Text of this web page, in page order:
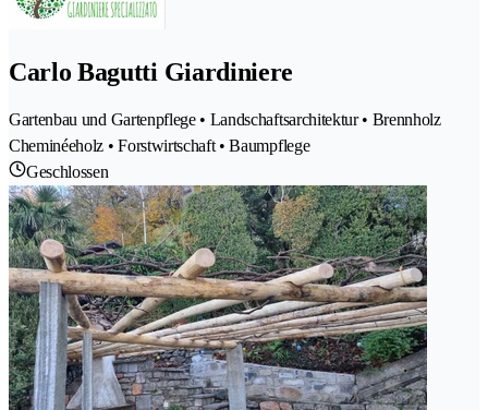
Carlo Bagutti Giardiniere
Gartenbau und Gartenpflege • Landschaftsarchitektur • Brennholz
Cheminéeholz • Forstwirtschaft • Baumpflege
Geschlossen